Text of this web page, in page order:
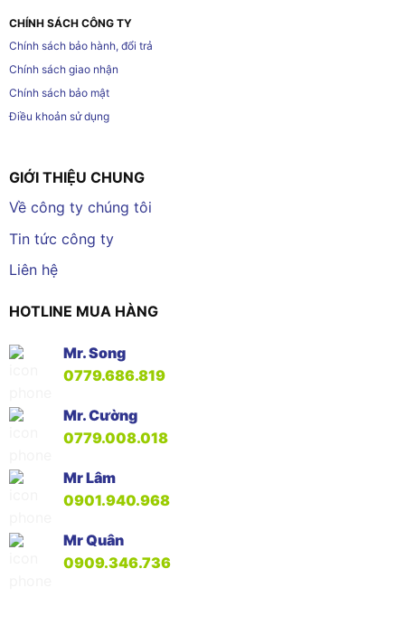
CHÍNH SÁCH CÔNG TY
Chính sách bảo hành, đổi trả
Chính sách giao nhận
Chính sách bảo mật
Điều khoản sử dụng
GIỚI THIỆU CHUNG
Về công ty chúng tôi
Tin tức công ty
Liên hệ
HOTLINE MUA HÀNG
Mr. Song
0779.686.819
Mr. Cường
0779.008.018
Mr Lâm
0901.940.968
Mr Quân
0909.346.736